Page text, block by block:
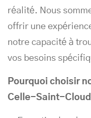
réalité. Nous
offrir une
notre capacité à
vos besoins
Pourquoi choisir
Celle-Saint-Cloud